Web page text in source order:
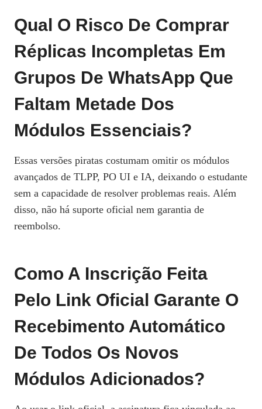
Qual O Risco De Comprar
Réplicas Incompletas Em
Grupos De WhatsApp Que
Faltam Metade Dos
Módulos Essenciais?
Essas versões piratas costumam omitir os módulos
avançados de TLPP, PO UI e IA, deixando o estudante
sem a capacidade de resolver problemas reais. Além
disso, não há suporte oficial nem garantia de
reembolso.
Como A Inscrição Feita
Pelo Link Oficial Garante O
Recebimento Automático
De Todos Os Novos
Módulos Adicionados?